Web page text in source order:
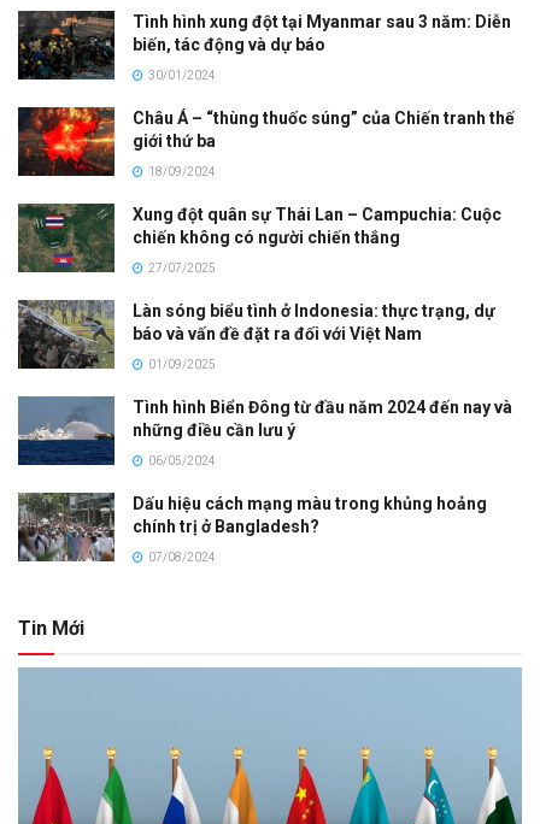
Tình hình xung đột tại Myanmar sau 3 năm: Diễn
biến, tác động và dự báo
30/01/2024
Châu Á – “thùng thuốc súng” của Chiến tranh thế
giới thứ ba
18/09/2024
Xung đột quân sự Thái Lan – Campuchia: Cuộc
chiến không có người chiến thắng
27/07/2025
Làn sóng biểu tình ở Indonesia: thực trạng, dự
báo và vấn đề đặt ra đối với Việt Nam
01/09/2025
Tình hình Biển Đông từ đầu năm 2024 đến nay và
những điều cần lưu ý
06/05/2024
Dấu hiệu cách mạng màu trong khủng hoảng
chính trị ở Bangladesh?
07/08/2024
Tin Mới